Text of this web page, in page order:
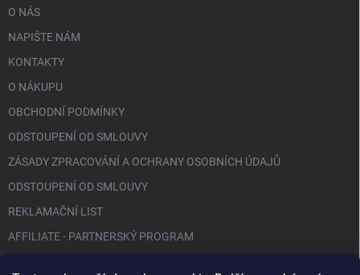
O NÁS
NAPIŠTE NÁM
KONTAKTY
O NÁKUPU
OBCHODNÍ PODMÍNKY
ODSTOUPENÍ OD SMLOUVY
ZÁSADY ZPRACOVÁNÍ A OCHRANY OSOBNÍCH ÚDAJŮ
ODSTOUPENÍ OD SMLOUVY
REKLAMAČNÍ LIST
AFFILIATE - PARTNERSKÝ PROGRAM